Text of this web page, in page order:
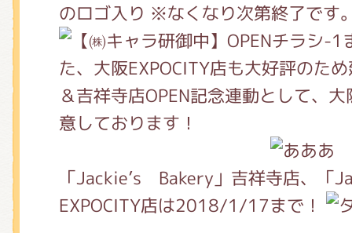
のロゴ入り ※なくなり次第終了です
た、大阪EXPOCITY店も大好評のた
＆吉祥寺店OPEN記念連動として、
意しております！
「Jackie’s Bakery」吉祥寺店、「
EXPOCITY店は2018/1/17まで！
くまのがっこう 家庭科部